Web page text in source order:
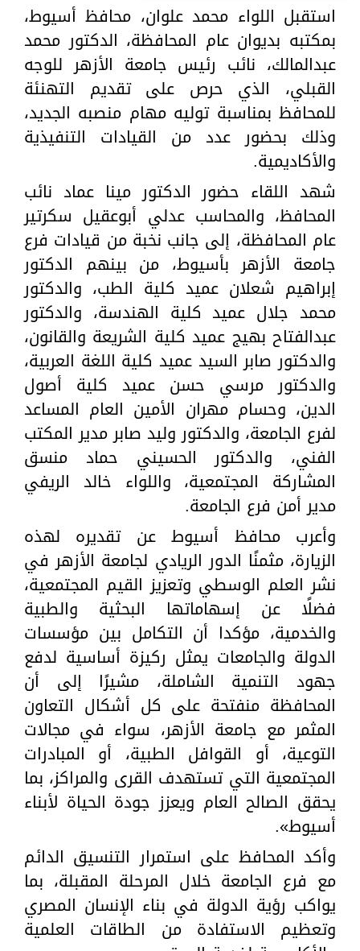
استقبل اللواء محمد علوان، محافظ أسيوط،
بمكتبه بديوان عام المحافظة، الدكتور محمد
عبدالمالك، نائب رئيس جامعة الأزهر للوجه
القبلي، الذي حرص على تقديم التهنئة
للمحافظ بمناسبة توليه مهام منصبه الجديد،
وذلك بحضور عدد من القيادات التنفيذية
والأكاديمية.
شهد اللقاء حضور الدكتور مينا عماد نائب
المحافظ، والمحاسب عدلي أبوعقيل سكرتير
عام المحافظة، إلى جانب نخبة من قيادات فرع
جامعة الأزهر بأسيوط، من بينهم الدكتور
إبراهيم شعلان عميد كلية الطب، والدكتور
محمد جلال عميد كلية الهندسة، والدكتور
عبدالفتاح بهيج عميد كلية الشريعة والقانون،
والدكتور صابر السيد عميد كلية اللغة العربية،
والدكتور مرسي حسن عميد كلية أصول
الدين، وحسام مهران الأمين العام المساعد
لفرع الجامعة، والدكتور وليد صابر مدير المكتب
الفني، والدكتور الحسيني حماد منسق
المشاركة المجتمعية، واللواء خالد الريفي
مدير أمن فرع الجامعة.
وأعرب محافظ أسيوط عن تقديره لهذه
الزيارة، مثمنًا الدور الريادي لجامعة الأزهر في
نشر العلم الوسطي وتعزيز القيم المجتمعية،
فضلًا عن إسهاماتها البحثية والطبية
والخدمية، مؤكدا أن التكامل بين مؤسسات
الدولة والجامعات يمثل ركيزة أساسية لدفع
جهود التنمية الشاملة، مشيرًا إلى أن
المحافظة منفتحة على كل أشكال التعاون
المثمر مع جامعة الأزهر، سواء في مجالات
التوعية، أو القوافل الطبية، أو المبادرات
المجتمعية التي تستهدف القرى والمراكز، بما
يحقق الصالح العام ويعزز جودة الحياة لأبناء
أسيوط».
وأكد المحافظ على استمرار التنسيق الدائم
مع فرع الجامعة خلال المرحلة المقبلة، بما
يواكب رؤية الدولة في بناء الإنسان المصري
وتعظيم الاستفادة من الطاقات العلمية